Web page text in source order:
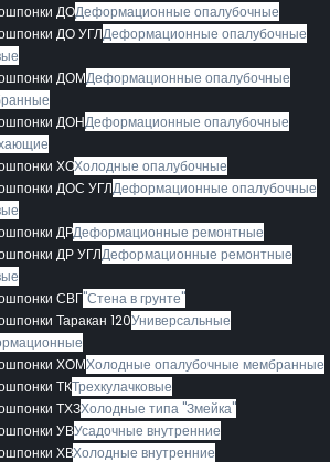
ДОДеформационные опалубочные
ДО УГЛДеформационные опалубочные
ДОМДеформационные опалубочные
ДОНДеформационные опалубочные
ХОХолодные опалубочные
ДОС УГЛДеформационные опалубочные
ДРДеформационные ремонтные
ДР УГЛДеформационные ремонтные
СВГ"Стена в грунте"
Таракан 120Универсальные
ХОМХолодные опалубочные мембранные
ТКТрехкулачковые
ТХЗХолодные типа "Змейка"
УВУсадочные внутренние
ХВХолодные внутренние